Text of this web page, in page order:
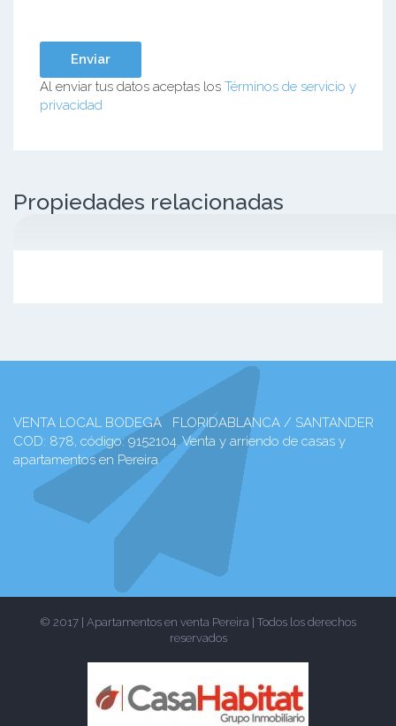
Al enviar tus datos aceptas los Términos de servicio y
privacidad
Propiedades relacionadas
VENTA LOCAL BODEGA FLORIDABLANCA / SANTANDER
COD: 878, código: 9152104. Venta y arriendo de casas y
apartamentos en Pereira
© 2017 | Apartamentos en venta Pereira | Todos los derechos
reservados